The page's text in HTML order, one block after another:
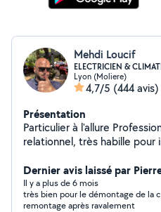
Mehdi Loucif
ELECTRICIEN &
Lyon (Moliere)
4,7/5 (444 avis)
Présentation
Particulier à l'allure
relationnel, très habille
Electroménager, Portail,
électrique, interphone Bac
d'expérience.
Dernier avis laissé par
Il y a plus de 6 mois
très bien pour le démontage de la
remontage après ravalement